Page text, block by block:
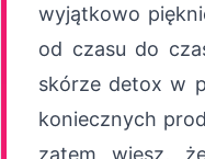
wyjątkowo
od czasu do
skórze detox w
koniecznych
zatem wiesz,